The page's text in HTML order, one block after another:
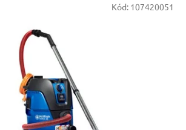
Kód: 107420051